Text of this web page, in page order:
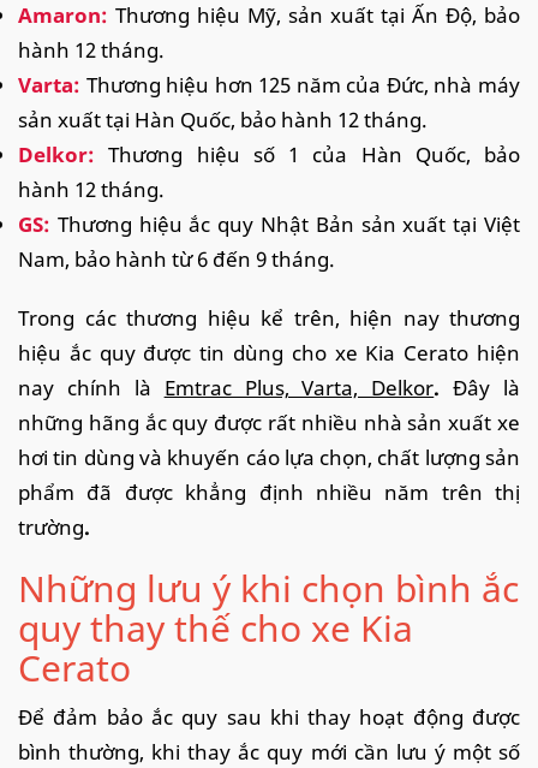
Amaron: Thương hiệu Mỹ, sản xuất tại Ấn Độ, bảo
hành 12 tháng.
Varta: Thương hiệu hơn 125 năm của Đức, nhà máy
sản xuất tại Hàn Quốc, bảo hành 12 tháng.
Delkor: Thương hiệu số 1 của Hàn Quốc, bảo
hành 12 tháng.
GS: Thương hiệu ắc quy Nhật Bản sản xuất tại Việt
Nam, bảo hành từ 6 đến 9 tháng.
Trong các thương hiệu kể trên, hiện nay thương
hiệu ắc quy được tin dùng cho xe Kia Cerato hiện
nay chính là Emtrac Plus, Varta, Delkor.Đây là
những hãng ắc quy được rất nhiều nhà sản xuất xe
hơi tin dùng và khuyến cáo lựa chọn, chất lượng sản
phẩm đã được khẳng định nhiều năm trên thị
trường.
Những lưu ý khi chọn bình ắc
quy thay thế cho xe Kia
Cerato
Để đảm bảo ắc quy sau khi thay hoạt động được
bình thường, khi thay ắc quy mới cần lưu ý một số